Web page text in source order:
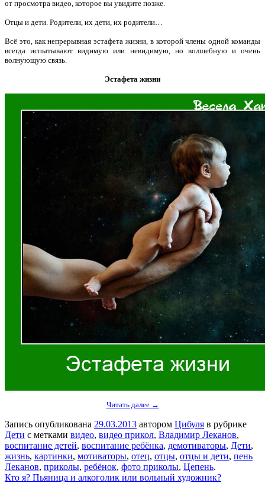
от просмотра видео, которое вы увидите позже.
Отцы и дети. Родители, их дети, их родители…
Всё это, как непрерывная эстафета жизни, в которой члены одной команды
всегда испытывают видимую или невидимую, но волшебную и очень
волнующую связь.
Эстафета жизни
Читать далее →
Запись опубликована 29.03.2013 автором Цибуля в рубрике
Дети с метками видео, видео прикол, Владимир Леканов,
воспитание детей, воспитание ребёнка, демотиваторы, Дети,
жизнь, картинки, мотиваторы, отец, отцы, отцы и дети, пень
Леканов, приколы, ребёнок, фото приколы, Цепень.
Кто я? Пьяница и алкоголик или вольный художник?